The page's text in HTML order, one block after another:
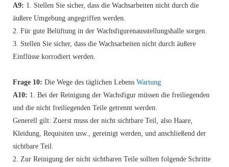
A9: 1. Stellen Sie sicher, dass die Wachsarbeiten nicht durch die
äußere Umgebung angegriffen werden.
2. Für gute Belüftung in der Wachsfigurenausstellungshalle sorgen.
3. Stellen Sie sicher, dass die Wachsarbeiten nicht durch äußere
Einflüsse korrodiert werden.
Frage 10: Die Wege des täglichen Lebens Wartung
A10: 1. Bei der Reinigung der Wachsfigur müssen die freiliegenden
und die nicht freiliegenden Teile getrennt werden.
Generell gilt: Zuerst muss der nicht sichtbare Teil, also Haare,
Kleidung, Requisiten usw., gereinigt werden, und anschließend der
sichtbare Teil.
2. Zur Reinigung der nicht sichtbaren Teile sollten folgende Schritte